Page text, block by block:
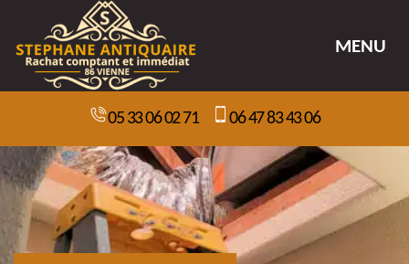
MENU
05 33 06 02 71 06 47 83 43 06